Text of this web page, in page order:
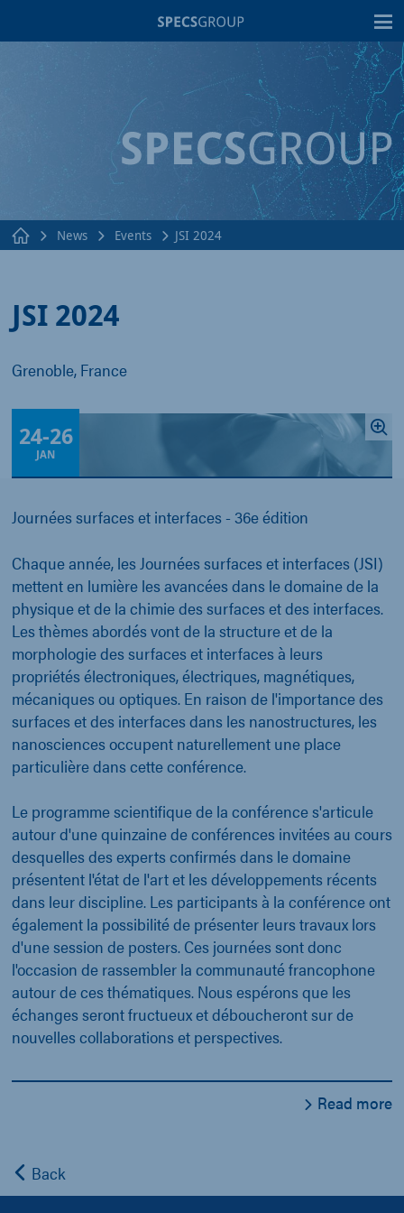
News Events JSI 2024
JSI 2024
Grenoble, France
24-26
JAN
Journées surfaces et interfaces - 36e édition
Chaque année, les Journées surfaces et interfaces (JSI)
mettent en lumière les avancées dans le domaine de la
physique et de la chimie des surfaces et des interfaces.
Les thèmes abordés vont de la structure et de la
morphologie des surfaces et interfaces à leurs
propriétés électroniques, électriques, magnétiques,
mécaniques ou optiques. En raison de l'importance des
surfaces et des interfaces dans les nanostructures, les
nanosciences occupent naturellement une place
particulière dans cette conférence.
Le programme scientifique de la conférence s'articule
autour d'une quinzaine de conférences invitées au cours
desquelles des experts confirmés dans le domaine
présentent l'état de l'art et les développements récents
dans leur discipline. Les participants à la conférence ont
également la possibilité de présenter leurs travaux lors
d'une session de posters. Ces journées sont donc
l'occasion de rassembler la communauté francophone
autour de ces thématiques. Nous espérons que les
échanges seront fructueux et déboucheront sur de
nouvelles collaborations et perspectives.
Read more
Back